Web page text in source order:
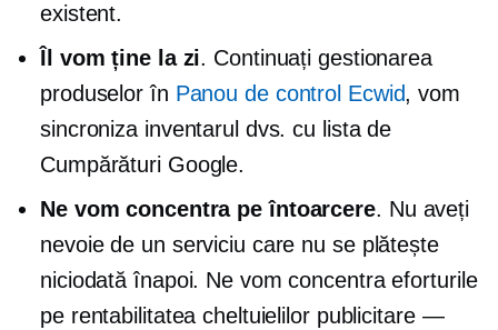
existent.
Îl vom ține la zi. Continuați gestionarea
produselor în Panou de control Ecwid, vom
sincroniza inventarul dvs. cu lista de
Cumpărături Google.
Ne vom concentra pe întoarcere. Nu aveți
nevoie de un serviciu care nu se plătește
niciodată înapoi. Ne vom concentra eforturile
pe rentabilitatea cheltuielilor publicitare —